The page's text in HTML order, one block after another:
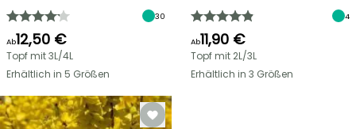
30
Ab12,50 €
Topf mit 3L/4L
Erhältlich in 5 Größen
4
Ab11,90 €
Topf mit 2L/3L
Erhältlich in 3 Größen